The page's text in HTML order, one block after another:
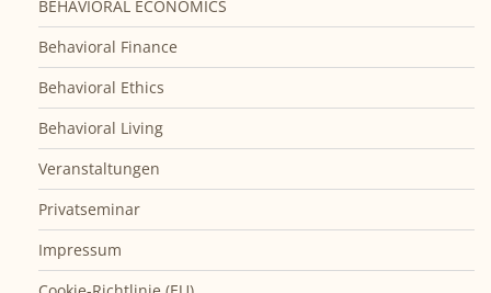
BEHAVIORAL ECONOMICS
Behavioral Finance
Behavioral Ethics
Behavioral Living
Veranstaltungen
Privatseminar
Impressum